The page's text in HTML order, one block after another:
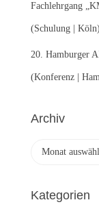
Fachlehrgang
(Schulung | Köln)
20. Hamburger
(Konferenz |
Archiv
h
Kategorien